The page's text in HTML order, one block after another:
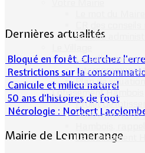
Service
La salle
Plan de situation
Lotissement Hambois
Projet de
Sodevam Nord-
Le lotissement
Dernières actualités
Bloqué en forêt. Cherchez
Restrictions sur la
Canicule et milieu naturel
50 ans d’histoires de foot
Nécrologie : Norbert
Mairie de Lommerange